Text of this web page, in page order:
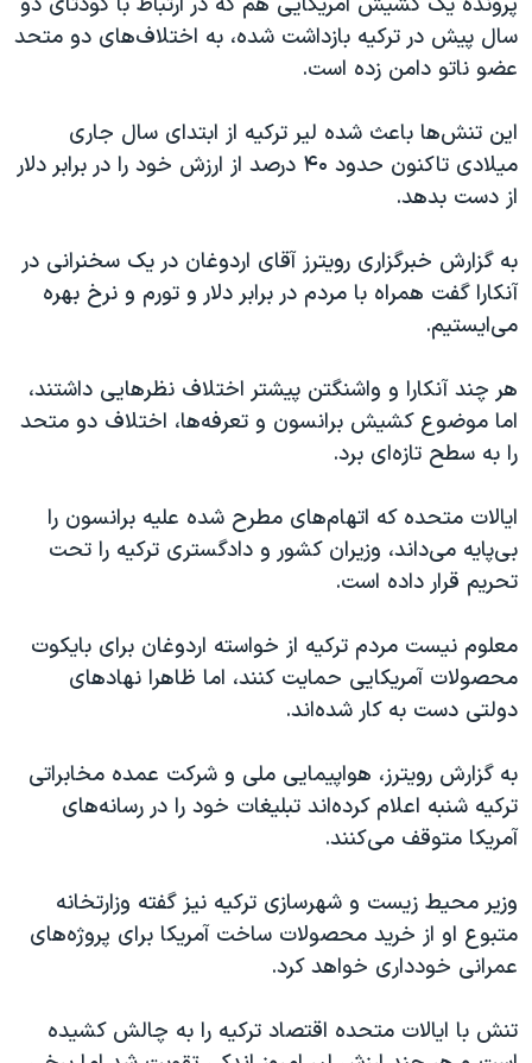
نرگس محمدی برنده جایزه نوبل صلح
صفحه‌های ویژه
سفر پرزیدنت ترامپ به چین
سال پیش در ترکیه بازداشت شده، به اختلاف‌های دو متحد
عضو ناتو دامن زده است.
این تنش‌ها باعث شده لیر ترکیه از ابتدای سال جاری
میلادی تاکنون حدود ۴۰ درصد از ارزش خود را در برابر دلار
از دست بدهد.
به گزارش خبرگزاری رویترز آقای اردوغان در یک سخنرانی در
آنکارا گفت همراه با مردم در برابر دلار و تورم و نرخ بهره
می‌ایستیم.
هر چند آنکارا و واشنگتن پیشتر اختلاف نظرهایی داشتند،
اما موضوع کشیش برانسون و تعرفه‌ها، اختلاف دو متحد
را به سطح تازه‌ای برد.
ایالات متحده که اتهام‌های مطرح شده علیه برانسون را
بی‌پایه می‌داند، وزیران کشور و دادگستری ترکیه را تحت
تحریم قرار داده است.
معلوم نیست مردم ترکیه از خواسته اردوغان برای بایکوت
محصولات آمریکایی حمایت کنند، اما ظاهرا نهادهای
دولتی دست به کار شده‌اند.
به گزارش رویترز، هواپیمایی ملی و شرکت عمده مخابراتی
ترکیه شنبه اعلام کرده‌اند تبلیغات خود را در رسانه‌های
آمریکا متوقف می‌کنند.
وزیر محیط زیست و شهرسازی ترکیه نیز گفته وزارتخانه
متبوع او از خرید محصولات ساخت آمریکا برای پروژه‌های
عمرانی خودداری خواهد کرد.
تنش با ایالات متحده اقتصاد ترکیه را به چالش کشیده